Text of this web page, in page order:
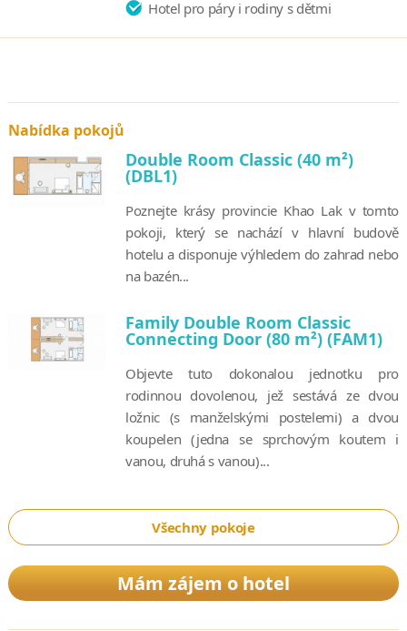
Hotel pro páry i rodiny s dětmi
Nabídka pokojů
Double Room Classic (40 m²)
(DBL1)
Poznejte krásy provincie Khao Lak v tomto
pokoji, který se nachází v hlavní budově
hotelu a disponuje výhledem do zahrad nebo
na bazén...
Family Double Room Classic
Connecting Door (80 m²) (FAM1)
Objevte tuto dokonalou jednotku pro
rodinnou dovolenou, jež sestává ze dvou
ložnic (s manželskými postelemi) a dvou
koupelen (jedna se sprchovým koutem i
vanou, druhá s vanou)...
Všechny pokoje
Mám zájem o hotel